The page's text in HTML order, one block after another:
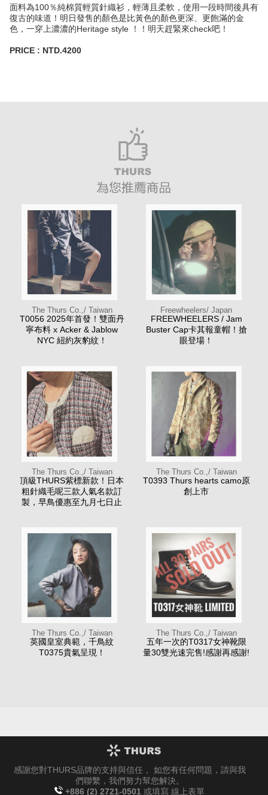
面料為100％純棉質輕質針織衫，輕薄且柔軟，使用一段時間後具有
復古的味道！明日發售的顏色是比黃色的顏色更深、更飽滿的金
色，一穿上濃濃的Heritage style ！！明天趕緊來check吧！
PRICE : NTD.4200
The Thurs Co.,/ Taiwan
T0056 2025年首發！雙面丹
寧布料 x Acker & Jablow
NYC 紐約灰豹紋！
Freewheelers/ Japan
FREEWHEELERS / Jam
Buster Cap卡其報童帽！搶
眼登場！
The Thurs Co.,/ Taiwan
頂級THURS紫標新款！日本
粗針織毛呢三款人氣名款訂
製，早鳥優惠至九月七日止
The Thurs Co.,/ Taiwan
T0393 Thurs hearts camo原
創上市
The Thurs Co.,/ Taiwan
英國皇室典範，千鳥紋
T0375貴氣呈現！
The Thurs Co.,/ Taiwan
五年一次的T0317女神靴限
量30雙光速完售!感謝再感謝!
感謝您對THURS品牌的支持與信任， 如您有任何問題，請與我
們聯繫，我們努力幫您解決。
+886 (2) 2721-0501 或填寫線上表單